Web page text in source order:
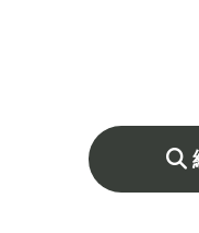
い熱い想いをお
きたい求人です
ご応募お問い合